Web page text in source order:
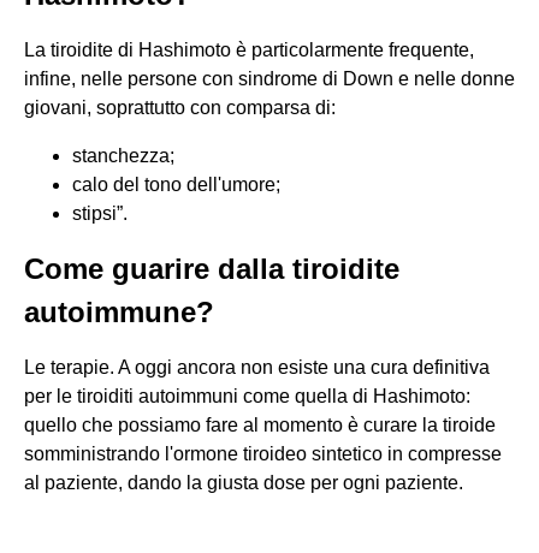
La tiroidite di Hashimoto è particolarmente frequente,
infine, nelle persone con sindrome di Down e nelle donne
giovani, soprattutto con comparsa di:
stanchezza;
calo del tono dell'umore;
stipsi”.
Come guarire dalla tiroidite
autoimmune?
Le terapie. A oggi ancora non esiste una cura definitiva
per le tiroiditi autoimmuni come quella di Hashimoto:
quello che possiamo fare al momento è curare la tiroide
somministrando l'ormone tiroideo sintetico in compresse
al paziente, dando la giusta dose per ogni paziente.